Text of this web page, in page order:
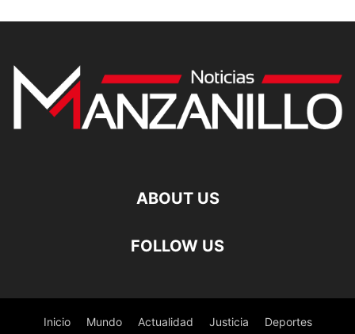
ABOUT US
FOLLOW US
Inicio Mundo Actualidad Justicia Deportes